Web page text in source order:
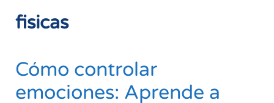
fisicas
Cómo controlar
emociones: Aprende a